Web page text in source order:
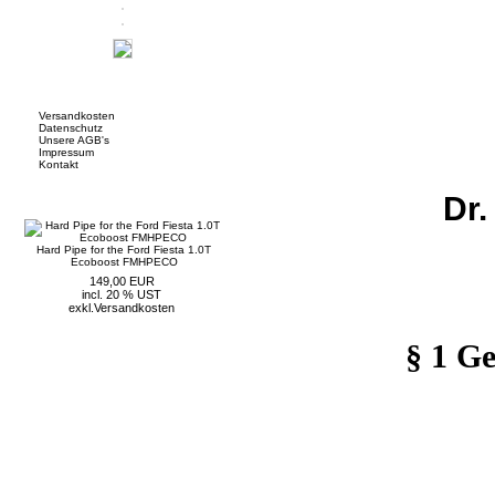
Versandkosten
Datenschutz
Unsere AGB's
Impressum
Kontakt
Hard Pipe for the Ford Fiesta 1.0T
Ecoboost FMHPECO
149,00 EUR
incl. 20 % UST
exkl. Versandkosten
§ 1